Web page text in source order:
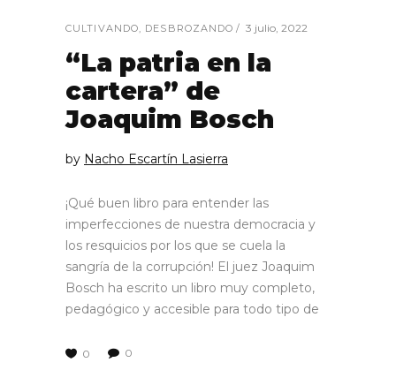
CULTIVANDO DESBROZANDO 3 julio, 2022
“La patria en la
cartera” de
Joaquim Bosch
by Nacho Escartín Lasierra
¡Qué buen libro para entender las
imperfecciones de nuestra democracia y
los resquicios por los que se cuela la
sangría de la corrupción! El juez Joaquim
Bosch ha escrito un libro muy completo,
pedagógico y accesible para todo tipo de
0 0